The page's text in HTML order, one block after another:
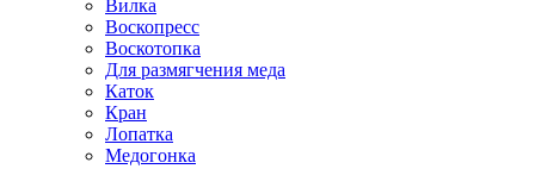
Вилка
Воскопресс
Воскотопка
Для размягчения меда
Каток
Кран
Лопатка
Медогонка